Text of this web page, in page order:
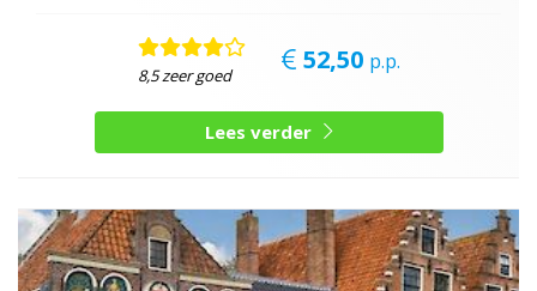
8,5 zeer goed 52,50 p.p.
Lees verder